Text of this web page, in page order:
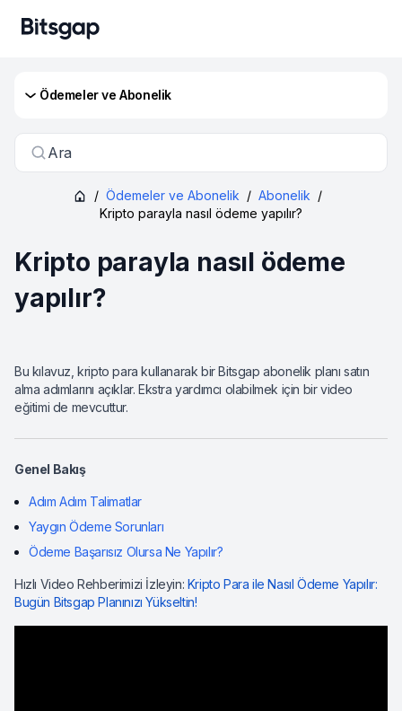
Ödemeler ve Abonelik
Ara
/ Ödemeler ve Abonelik / Abonelik /
Kripto parayla nasıl ödeme yapılır?
Kripto parayla nasıl ödeme
yapılır?
Bu kılavuz, kripto para kullanarak bir Bitsgap abonelik planı satın
alma adımlarını açıklar. Ekstra yardımcı olabilmek için bir video
eğitimi de mevcuttur.
Genel Bakış
Adım Adım Talimatlar
Yaygın Ödeme Sorunları
Ödeme Başarısız Olursa Ne Yapılır?
Hızlı Video Rehberimizi İzleyin: Kripto Para ile Nasıl Ödeme Yapılır:
Bugün Bitsgap Planınızı Yükseltin!